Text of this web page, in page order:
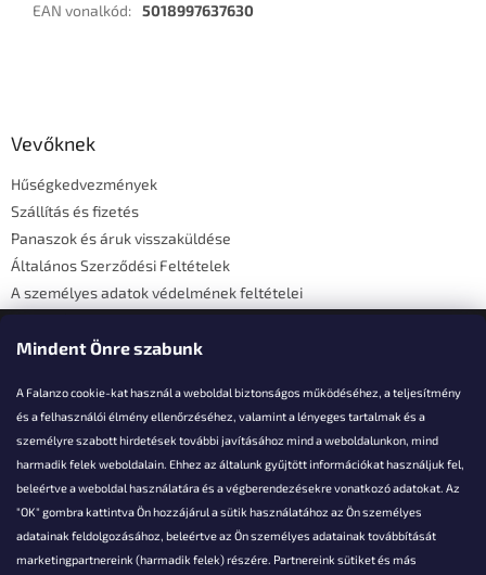
Mindent Önre szabunk
A Falanzo cookie-kat használ a weboldal biztonságos működéséhez, a teljesítmény
és a felhasználói élmény ellenőrzéséhez, valamint a lényeges tartalmak és a
személyre szabott hirdetések további javításához mind a weboldalunkon, mind
harmadik felek weboldalain. Ehhez az általunk gyűjtött információkat használjuk fel,
beleértve a weboldal használatára és a végberendezésekre vonatkozó adatokat. Az
"OK" gombra kattintva Ön hozzájárul a sütik használatához az Ön személyes
adatainak feldolgozásához, beleértve az Ön személyes adatainak továbbítását
marketingpartnereink (harmadik felek) részére. Partnereink sütiket és más
EAN vonalkód: 5018997637630
Vevőknek
Hűségkedvezmények
Szállítás és fizetés
Panaszok és áruk visszaküldése
Általános Szerződési Feltételek
A személyes adatok védelmének feltételei
Elérhetőségi adatok
Akarsz kérdezni valamit?
info@falanzo.hu